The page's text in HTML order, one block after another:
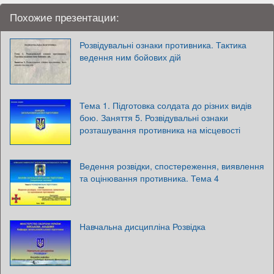
Похожие презентации:
Розвідувальні ознаки противника. Тактика
ведення ним бойових дій
Тема 1. Підготовка солдата до різних видів
бою. Заняття 5. Розвідувальні ознаки
розташування противника на місцевості
Ведення розвідки, спостереження, виявлення
та оцінювання противника. Тема 4
Навчальна дисципліна Розвідка